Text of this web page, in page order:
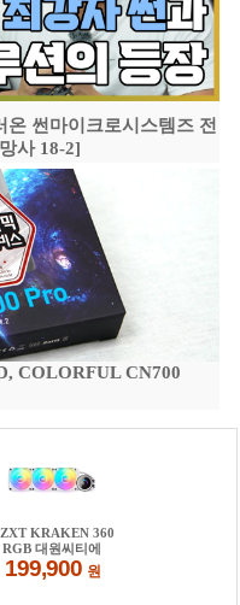
썬마이크로시스템즈 전
사 18-2]
COLORFUL CN700